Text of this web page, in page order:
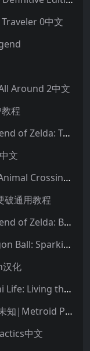
0中文
Around 2中文
程
塞尔达传说：王国之泪|The Legend of Zelda: Tears of the Kingdom中文
文
集合啦！动物森友会|动物之森|Animal Crossing: New Horizons中文
破通用教程
塞尔达传说：旷野之息|The Legend of Zelda: Breath of the Wild中文
七龙珠：电光炸裂！ZERO|Dragon Ball: Sparking! Zero中文
化
朋友收集：梦想生活|Tomodachi Life: Living the Dream中文
银河战士|密特罗德：究极4穿越未知|Metroid Prime 4: Beyond中文
中文